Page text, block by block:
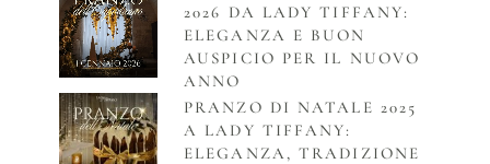
2026 DA LADY TIFFANY:
ELEGANZA E BUON
AUSPICIO PER IL NUOVO
ANNO
PRANZO DI NATALE 2025
A LADY TIFFANY:
ELEGANZA, TRADIZIONE